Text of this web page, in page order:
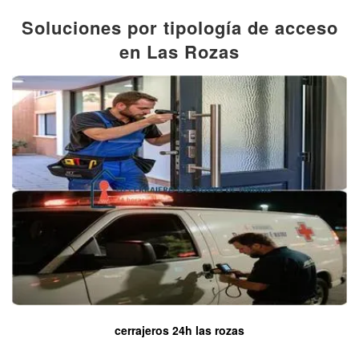
Soluciones por tipología de acceso
en Las Rozas
cerrajeros 24h las rozas